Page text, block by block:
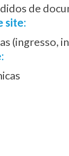
de
site:
(ingresso,